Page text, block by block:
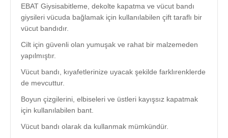
EBAT Giysisabitleme, dekolte kapatma ve vücut bandı
giysileri vücuda bağlamak için kullanılabilen çift taraflı bir
vücut bandıdır.
Cilt için güvenli olan yumuşak ve rahat bir malzemeden
yapılmıştır.
Vücut bandı, kıyafetlerinize uyacak şekilde farklırenklerde
de mevcuttur.
Boyun çizgilerini, elbiseleri ve üstleri kayışsız kapatmak
için kullanılabilen bant.
Vücut bandı olarak da kullanmak mümkündür.